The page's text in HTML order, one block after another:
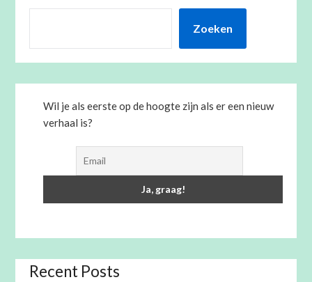
Zoeken
Wil je als eerste op de hoogte zijn als er een nieuw
verhaal is?
Recent Posts